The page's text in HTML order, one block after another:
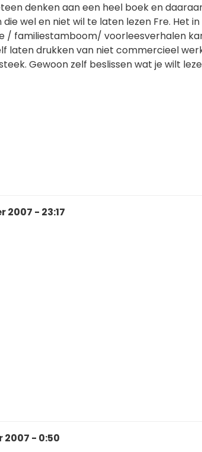
denken aan een heel boek en
die wel en niet wil te laten lezen Fre. Het
/ familiestamboom/ voorleesverhalen
laten drukken van niet commercieel
Gewoon zelf beslissen wat je wilt
2007 - 23:17
2007 - 0:50